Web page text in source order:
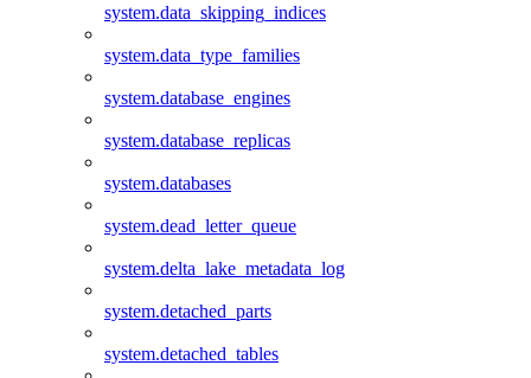
system.data_skipping_indices
system.data_type_families
system.database_engines
system.database_replicas
system.databases
system.dead_letter_queue
system.delta_lake_metadata_log
system.detached_parts
system.detached_tables